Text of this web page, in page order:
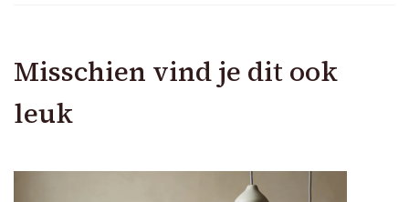
Misschien vind je dit ook
leuk